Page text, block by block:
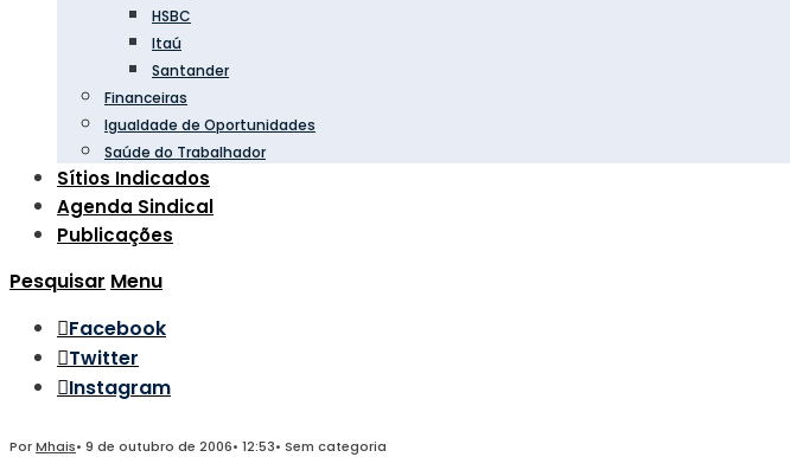
HSBC
Itaú
Santander
Financeiras
Igualdade de Oportunidades
Saúde do Trabalhador
Sítios Indicados
Agenda Sindical
Publicações
Pesquisar Menu
Facebook
Twitter
Instagram
PorMhais• 9 de outubro de 2006• 12:53• Sem categoria